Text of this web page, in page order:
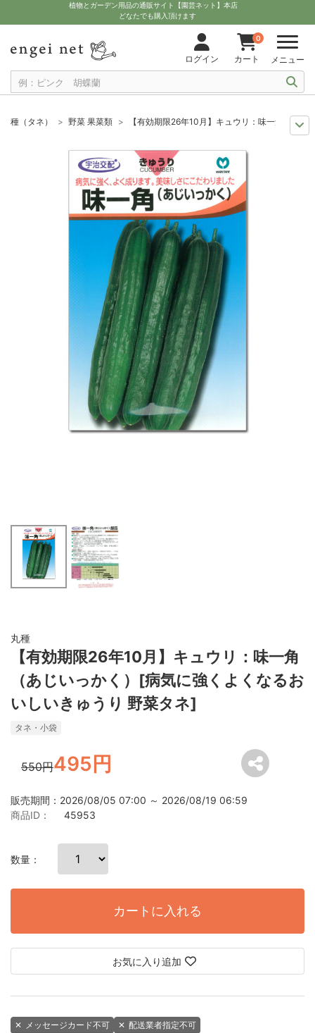
植物とガーデン用品の通販サイト【園芸ネット】本店
どなたでも購入頂けます
ログイン
0
カート メニュー
種（タネ） 野菜 果菜類
【有効期限26年10月】キュウリ：味一角（あ
わけあり特価 【有効期限26年10月】キュウリ：味一角（あじい
丸種
【有効期限26年10月】キュウリ：味一角
（あじいっかく）[病気に強くよくなるお
いしいきゅうり 野菜タネ]
タネ・小袋
550円495円
販売期間：2026/08/05 07:00 ～ 2026/08/19 06:59
商品ID：
45953
数量：
カートに入れる
お気に入り追加
✕ メッセージカード不可 ✕ 配送業者指定不可